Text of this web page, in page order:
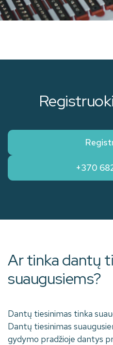
+370
Ar tinka dantų
suaugusiems?
Dantų tiesinimas tinka
Dantų tiesinimas
gydymo pradžioje dantys